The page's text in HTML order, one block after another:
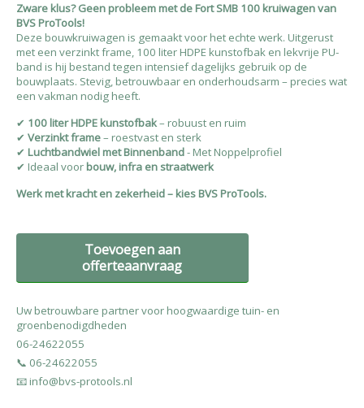
Zware klus? Geen probleem met de Fort SMB 100 kruiwagen van
BVS ProTools!
Deze bouwkruiwagen is gemaakt voor het echte werk. Uitgerust
met een verzinkt frame, 100 liter HDPE kunstofbak en lekvrije PU-
band is hij bestand tegen intensief dagelijks gebruik op de
bouwplaats. Stevig, betrouwbaar en onderhoudsarm – precies wat
een vakman nodig heeft.
✔ 100 liter HDPE kunstofbak– robuust en ruim
✔ Verzinkt frame– roestvast en sterk
✔ Luchtbandwiel met Binnenband- Met Noppelprofiel
✔ Ideaal voorbouw, infra en straatwerk
Werk met kracht en zekerheid – kies BVS ProTools.
Toevoegen aan
offerteaanvraag
Uw betrouwbare partner voor hoogwaardige tuin- en
groenbenodigdheden
06-24622055
📞 06-24622055
📧 info@bvs-protools.nl